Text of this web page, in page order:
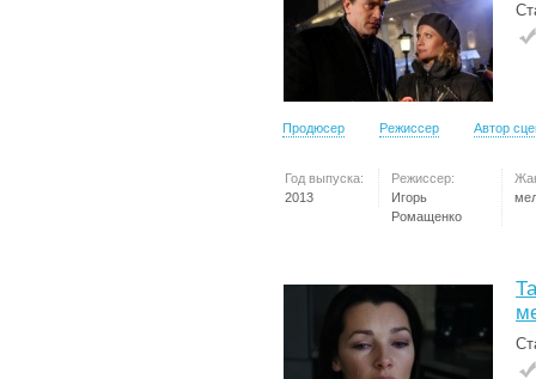
Продюсер Режиссер Автор
Год выпуска:
2013
Режиссер:
Игорь
Ромащенко